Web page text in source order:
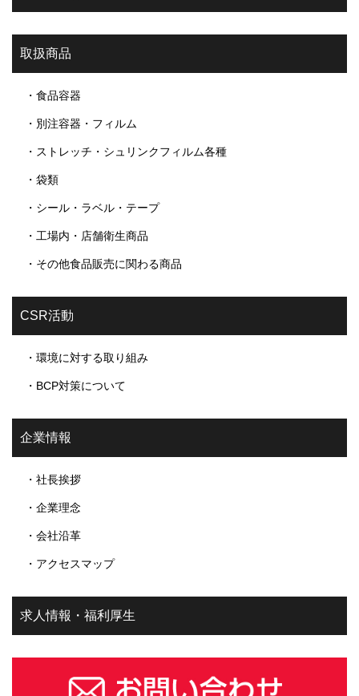
取扱商品
・食品容器
・別注容器・フィルム
・ストレッチ・シュリンクフィルム各種
・袋類
・シール・ラベル・テープ
・工場内・店舗衛生商品
・その他食品販売に関わる商品
CSR活動
・環境に対する取り組み
・BCP対策について
企業情報
・社長挨拶
・企業理念
・会社沿革
・アクセスマップ
求人情報・福利厚生